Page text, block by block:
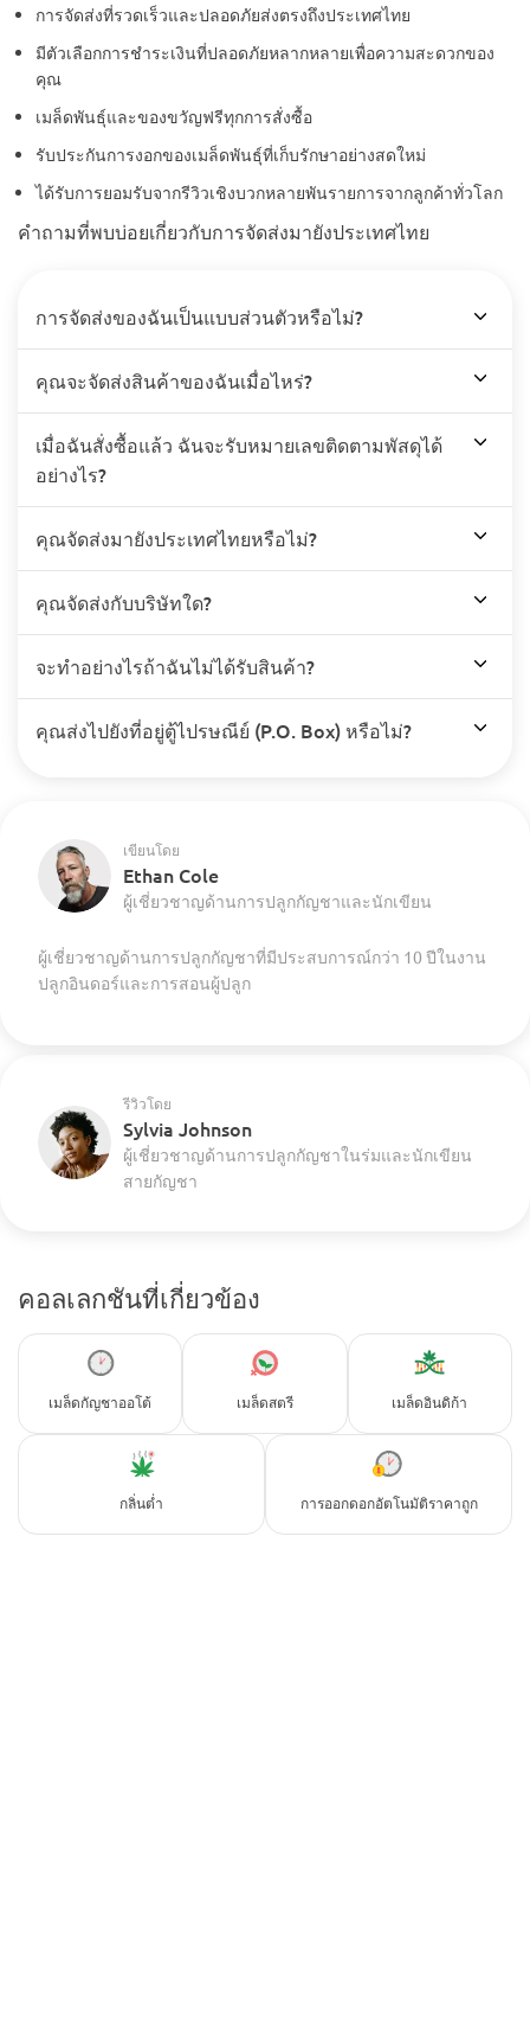
การจัดส่งที่รวดเร็วและปลอดภัยส่งตรงถึงประเทศไทย
มีตัวเลือกการชำระเงินที่ปลอดภัยหลากหลายเพื่อความสะดวกของ
คุณ
เมล็ดพันธุ์และของขวัญฟรีทุกการสั่งซื้อ
รับประกันการงอกของเมล็ดพันธุ์ที่เก็บรักษาอย่างสดใหม่
ได้รับการยอมรับจากรีวิวเชิงบวกหลายพันรายการจากลูกค้าทั่วโลก
คำถามที่พบบ่อยเกี่ยวกับการจัดส่งมายังประเทศไทย
การจัดส่งของฉันเป็นแบบส่วนตัวหรือไม่?
คุณจะจัดส่งสินค้าของฉันเมื่อไหร่?
เมื่อฉันสั่งซื้อแล้ว ฉันจะรับหมายเลขติดตามพัสดุได้
อย่างไร?
คุณจัดส่งมายังประเทศไทยหรือไม่?
คุณจัดส่งกับบริษัทใด?
จะทำอย่างไรถ้าฉันไม่ได้รับสินค้า?
คุณส่งไปยังที่อยู่ตู้ไปรษณีย์ (P.O. Box) หรือไม่?
เขียนโดย
Ethan Cole
ผู้เชี่ยวชาญด้านการปลูกกัญชาและนักเขียน
ผู้เชี่ยวชาญด้านการปลูกกัญชาที่มีประสบการณ์กว่า 10 ปีในงาน
ปลูกอินดอร์และการสอนผู้ปลูก
รีวิวโดย
Sylvia Johnson
ผู้เชี่ยวชาญด้านการปลูกกัญชาในร่มและนักเขียน
สายกัญชา
คอลเลกชันที่เกี่ยวข้อง
เมล็ดกัญชาออโต้ เมล็ดสตรี เมล็ดอินดิก้า
กลิ่นต่ำ การออกดอกอัตโนมัติราคาถูก